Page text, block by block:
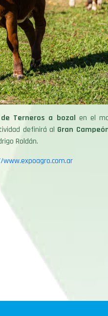
Terneros a bozal en el
definirá al Gran
Roldán.